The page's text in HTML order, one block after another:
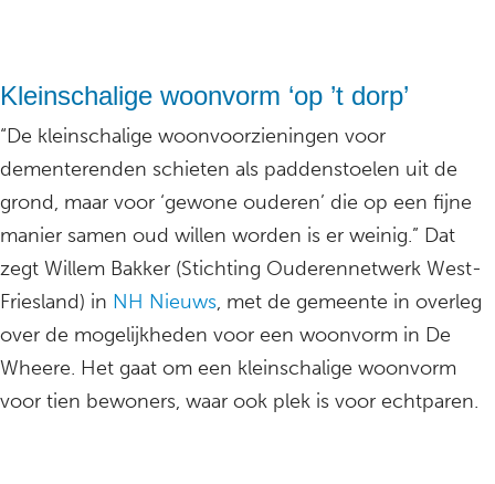
Kleinschalige woonvorm ‘op ’t dorp’
“De kleinschalige woonvoorzieningen voor
dementerenden schieten als paddenstoelen uit de
grond, maar voor ‘gewone ouderen’ die op een fijne
manier samen oud willen worden is er weinig.” Dat
zegt Willem Bakker (Stichting Ouderennetwerk West-
Friesland) in NH Nieuws, met de gemeente in overleg
over de mogelijkheden voor een woonvorm in De
Wheere. Het gaat om een kleinschalige woonvorm
voor tien bewoners, waar ook plek is voor echtparen.